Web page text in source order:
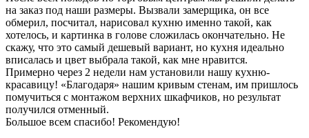
на заказ под наши размеры. Вызвали замерщика, он все
обмерил, посчитал, нарисовал кухню именно такой, как
хотелось, и картинка в голове сложилась окончательно. Не
скажу, что это самый дешевый вариант, но кухня идеально
вписалась и цвет выбрала такой, как мне нравится.
Примерно через 2 недели нам установили нашу кухню-
красавицу! «Благодаря» нашим кривым стенам, им пришлось
помучиться с монтажом верхних шкафчиков, но результат
получился отменный.
Большое всем спасибо! Рекомендую!